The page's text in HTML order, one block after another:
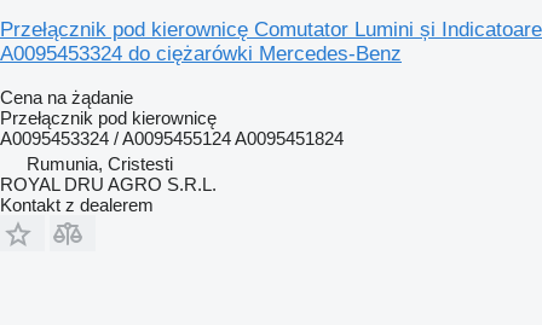
Przełącznik pod kierownicę Comutator Lumini și Indicatoare
A0095453324 do ciężarówki Mercedes-Benz
Cena na żądanie
Przełącznik pod kierownicę
A0095453324 / A0095455124 A0095451824
Rumunia, Cristesti
ROYAL DRU AGRO S.R.L.
Kontakt z dealerem